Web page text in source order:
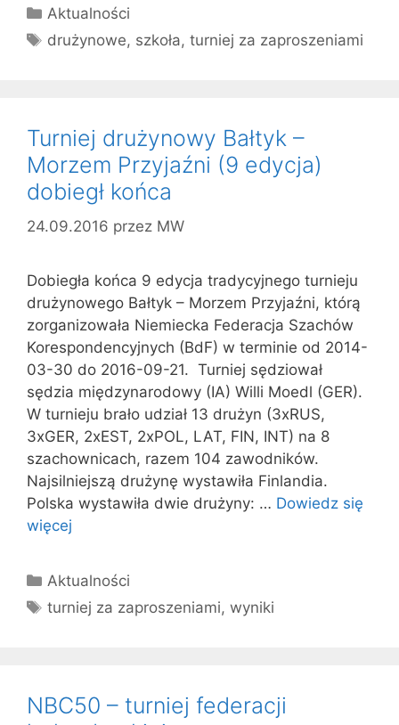
Kategorie
Aktualności
Tagi
drużynowe, szkoła,turniej za zaproszeniami
Turniej drużynowy Bałtyk –
Morzem Przyjaźni (9 edycja)
dobiegł końca
24.09.2016 przez MW
Dobiegła końca 9 edycja tradycyjnego turnieju
drużynowego Bałtyk – Morzem Przyjaźni, którą
zorganizowała Niemiecka Federacja Szachów
Korespondencyjnych (BdF) w terminie od 2014-
03-30 do 2016-09-21. Turniej sędziował
sędzia międzynarodowy (IA) Willi Moedl (GER).
W turnieju brało udział 13 drużyn (3xRUS,
3xGER, 2xEST, 2xPOL, LAT, FIN, INT) na 8
szachownicach, razem 104 zawodników.
Najsilniejszą drużynę wystawiła Finlandia.
Polska wystawiła dwie drużyny: … Dowiedz się
więcej
Kategorie
Aktualności
Tagi
turniej za zaproszeniami,wyniki
NBC50 – turniej federacji